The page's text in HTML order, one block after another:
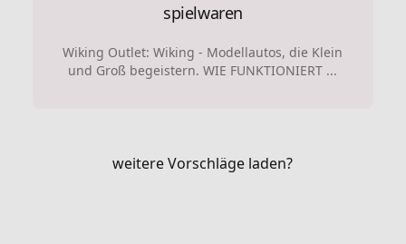
spielwaren
Wiking Outlet: Wiking - Modellautos, die Klein
und Groß begeistern. WIE FUNKTIONIERT ...
weitere Vorschläge laden?